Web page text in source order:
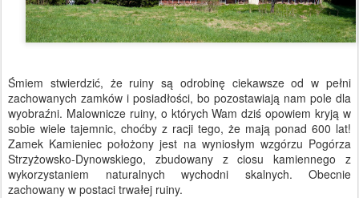
Śmiem stwierdzić, że ruiny są odrobinę ciekawsze od w pełni
zachowanych zamków i posiadłości, bo pozostawiają nam pole dla
wyobraźni. Malownicze ruiny, o których Wam dziś opowiem kryją w
sobie wiele tajemnic, choćby z racji tego, że mają ponad 600 lat!
Zamek Kamieniec położony jest na wyniosłym wzgórzu Pogórza
Strzyżowsko-Dynowskiego, zbudowany z ciosu kamiennego z
wykorzystaniem naturalnych wychodni skalnych. Obecnie
zachowany w postaci trwałej ruiny.